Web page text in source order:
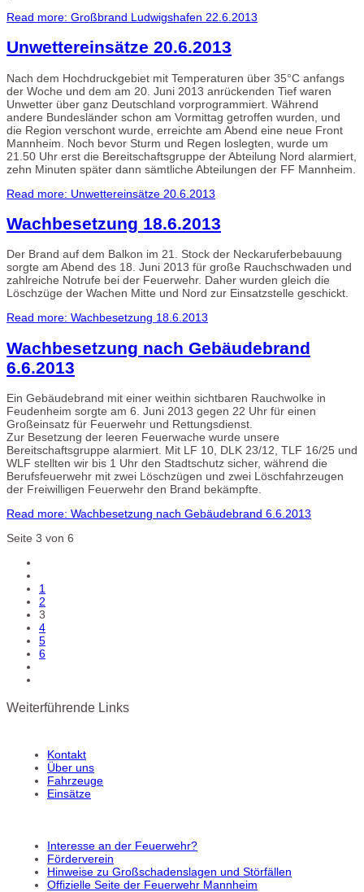
Read more: Großbrand Ludwigshafen 22.6.2013
Unwettereinsätze 20.6.2013
Nach dem Hochdruckgebiet mit Temperaturen über 35°C anfangs
der Woche und dem am 20. Juni 2013 anrückenden Tief waren
Unwetter über ganz Deutschland vorprogrammiert. Während
andere Bundesländer schon am Vormittag getroffen wurden, und
die Region verschont wurde, erreichte am Abend eine neue Front
Mannheim. Noch bevor Sturm und Regen loslegten, wurde um
21.50 Uhr erst die Bereitschaftsgruppe der Abteilung Nord alarmiert,
zehn Minuten später dann sämtliche Abteilungen der FF Mannheim.
Read more: Unwettereinsätze 20.6.2013
Wachbesetzung 18.6.2013
Der Brand auf dem Balkon im 21. Stock der Neckaruferbebauung
sorgte am Abend des 18. Juni 2013 für große Rauchschwaden und
zahlreiche Notrufe bei der Feuerwehr. Daher wurden gleich die
Löschzüge der Wachen Mitte und Nord zur Einsatzstelle geschickt.
Read more: Wachbesetzung 18.6.2013
Wachbesetzung nach Gebäudebrand
6.6.2013
Ein Gebäudebrand mit einer weithin sichtbaren Rauchwolke in
Feudenheim sorgte am 6. Juni 2013 gegen 22 Uhr für einen
Großeinsatz für Feuerwehr und Rettungsdienst.
Zur Besetzung der leeren Feuerwache wurde unsere
Bereitschaftsgruppe alarmiert. Mit LF 10, DLK 23/12, TLF 16/25 und
WLF stellten wir bis 1 Uhr den Stadtschutz sicher, während die
Berufsfeuerwehr mit zwei Löschzügen und zwei Löschfahrzeugen
der Freiwilligen Feuerwehr den Brand bekämpfte.
Read more: Wachbesetzung nach Gebäudebrand 6.6.2013
Seite 3 von 6
1
2
3
4
5
6
Weiterführende Links
Kontakt
Über uns
Fahrzeuge
Einsätze
Interesse an der Feuerwehr?
Förderverein
Hinweise zu Großschadenslagen und Störfällen
Offizielle Seite der Feuerwehr Mannheim